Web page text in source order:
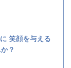
笑顔を与える
？